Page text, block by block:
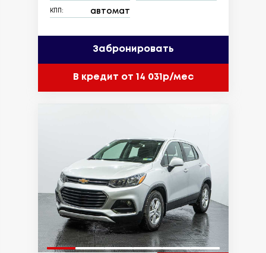
КПП: автомат
Забронировать
В кредит от 14 031р/мес